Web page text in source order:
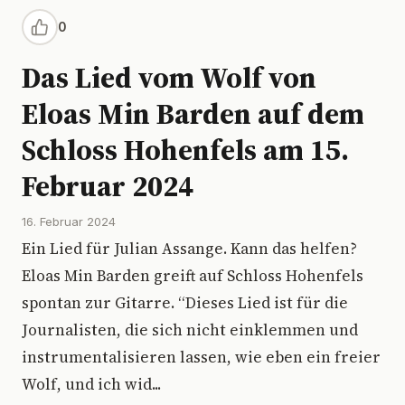
0
Das Lied vom Wolf von
Eloas Min Barden auf dem
Schloss Hohenfels am 15.
Februar 2024
16. Februar 2024
Ein Lied für Julian Assange. Kann das helfen?
Eloas Min Barden greift auf Schloss Hohenfels
spontan zur Gitarre. “Dieses Lied ist für die
Journalisten, die sich nicht einklemmen und
instrumentalisieren lassen, wie eben ein freier
Wolf, und ich wid...